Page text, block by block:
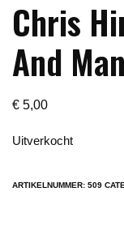
Chris
And
€ 5,00
Uitverkocht
ARTIKELNUMMER: 509